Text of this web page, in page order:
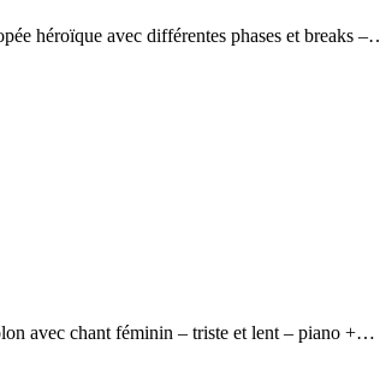
héroïque avec différentes phases et breaks
avec chant féminin – triste et lent – piano +…